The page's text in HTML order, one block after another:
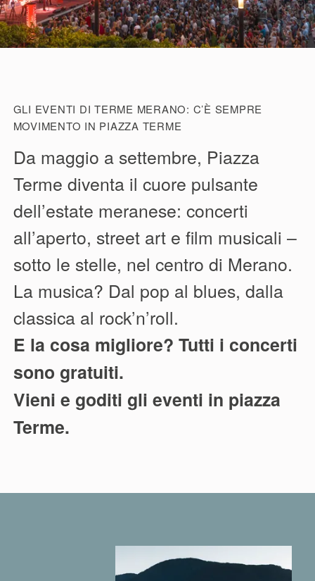
GLI EVENTI DI TERME MERANO: C’È SEMPRE
MOVIMENTO IN PIAZZA TERME
Da maggio a settembre, Piazza
Terme diventa il cuore pulsante
dell’estate meranese: concerti
all’aperto, street art e film musicali –
sotto le stelle, nel centro di Merano.
La musica? Dal pop al blues, dalla
classica al rock’n’roll.
E la cosa migliore? Tutti i concerti
sono gratuiti.
Vieni e goditi gli eventi in piazza
Terme.